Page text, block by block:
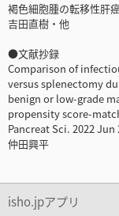
褐色細胞腫の転移性肝
吉田直樹・他
●文献抄録
Comparison of
versus splenectomy
benign or low-grade
propensity score-
Pancreat Sci. 2022 Jun
仲田興平
isho.jpアプリ